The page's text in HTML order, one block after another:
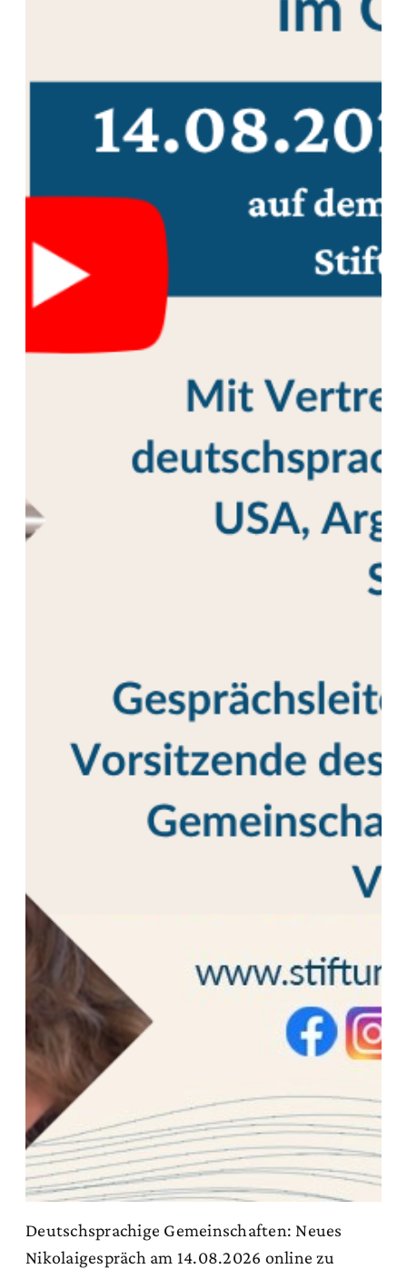
Deutschsprachige Gemeinschaften: Neues
Nikolaigespräch am 14.08.2026 online zu